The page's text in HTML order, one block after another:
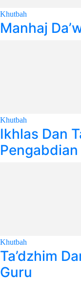
Khutbah
Manhaj
Khutbah
Ikhlas Dan
Pengabdian
Khutbah
Ta’dzhim
Guru